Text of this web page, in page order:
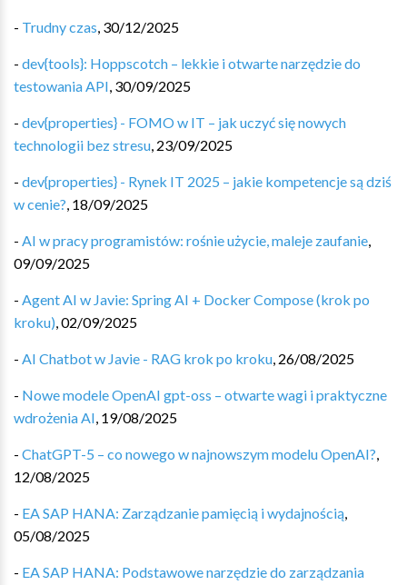
- Trudny czas, 30/12/2025
- dev{tools}: Hoppscotch – lekkie i otwarte narzędzie do
testowania API, 30/09/2025
- dev{properties} - FOMO w IT – jak uczyć się nowych
technologii bez stresu, 23/09/2025
- dev{properties} - Rynek IT 2025 – jakie kompetencje są dziś
w cenie?, 18/09/2025
- AI w pracy programistów: rośnie użycie, maleje zaufanie,
09/09/2025
- Agent AI w Javie: Spring AI + Docker Compose (krok po
kroku),02/09/2025
- AI Chatbot w Javie - RAG krok po kroku, 26/08/2025
- Nowe modele OpenAI gpt-oss – otwarte wagi i praktyczne
wdrożenia AI, 19/08/2025
- ChatGPT-5 – co nowego w najnowszym modelu OpenAI?,
12/08/2025
- EA SAP HANA: Zarządzanie pamięcią i wydajnością,
05/08/2025
- EA SAP HANA: Podstawowe narzędzie do zarządzania